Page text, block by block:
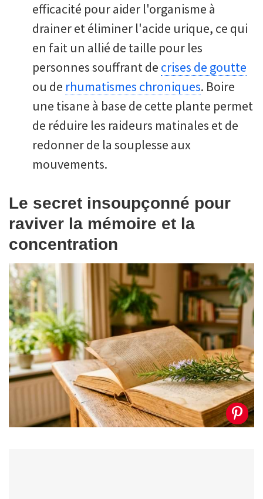
efficacité pour aider l'organisme à
drainer et éliminer l'acide urique, ce qui
en fait un allié de taille pour les
personnes souffrant de crises de goutte
ou de rhumatismes chroniques. Boire
une tisane à base de cette plante permet
de réduire les raideurs matinales et de
redonner de la souplesse aux
mouvements.
Le secret insoupçonné pour
raviver la mémoire et la
concentration